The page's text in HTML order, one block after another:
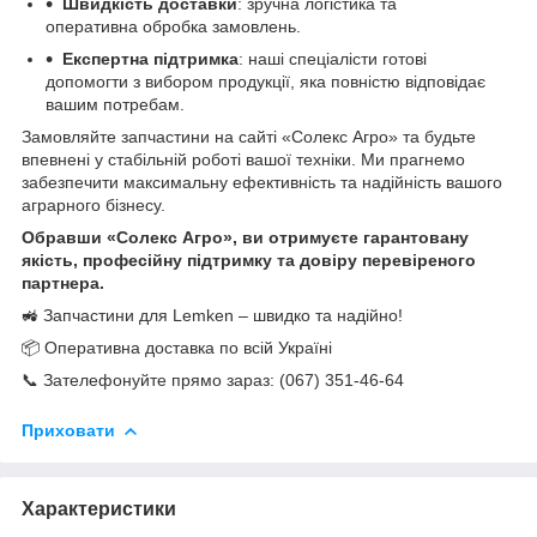
оперативна обробка замовлень.
Експертна підтримка: наші спеціалісти готові
допомогти з вибором продукції, яка повністю відповідає
вашим потребам.
Замовляйте запчастини на сайті «Солекс Агро» та будьте
впевнені у стабільній роботі вашої техніки. Ми прагнемо
забезпечити максимальну ефективність та надійність вашого
аграрного бізнесу.
Обравши «Солекс Агро», ви отримуєте гарантовану
якість, професійну підтримку та довіру перевіреного
партнера.
🚜 Запчастини для Lemken – швидко та надійно!
📦 Оперативна доставка по всій Україні
📞 Зателефонуйте прямо зараз: (067) 351-46-64
Приховати
Характеристики